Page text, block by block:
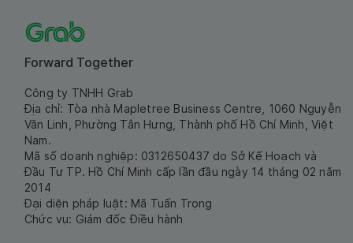
Forward Together
Công ty TNHH Grab
Địa chỉ: Tòa nhà Mapletree Business Centre, 1060 Nguyễn
Văn Linh, Phường Tân Hưng, Thành phố Hồ Chí Minh, Việt
Nam.
Mã số doanh nghiệp: 0312650437 do Sở Kế Hoạch và
Đầu Tư TP. Hồ Chí Minh cấp lần đầu ngày 14 tháng 02 năm
2014
Đại diện pháp luật: Mã Tuấn Trọng
Chức vụ: Giám đốc Điều hành